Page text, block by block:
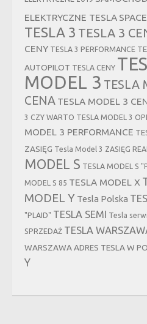
ELEKTRYCZNE TESLA
TESLA 3 TESLA 3
CENY TESLA 3 PERFORMANCE
AUTOPILOT TESLA CENY
MODEL 3 TESLA
CENA TESLA MODEL 3
3 CZY WARTO TESLA MODEL 3
MODEL 3 PERFORMANCE
ZASIĘG Tesla Model 3 ZASIĘG
MODEL S TESLA MODEL S
MODEL S 85 TESLA MODEL X
MODEL Y Tesla Polska
"PLAID" TESLA SEMI Tesla
SPRZEDAŻ TESLA
WARSZAWA ADRES TESLA W
Y